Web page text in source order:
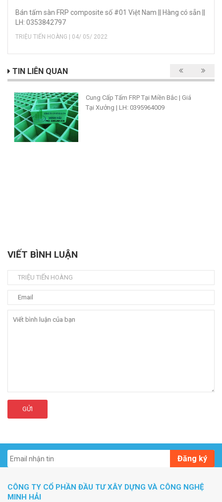
Bán tấm sàn FRP composite số #01 Việt Nam || Hàng có sẵn ||
LH: 0353842797
TRIỆU TIẾN HOÀNG | 04/ 05/ 2022
TIN LIÊN QUAN
Cung Cấp Tấm FRP Tại Miền Bắc | Giá
Tại Xưởng | LH: 0395964009
VIẾT BÌNH LUẬN
GỬI
Đăng ký
CÔNG TY CỔ PHẦN ĐẦU TƯ XÂY DỰNG VÀ CÔNG NGHỆ
MINH HẢI